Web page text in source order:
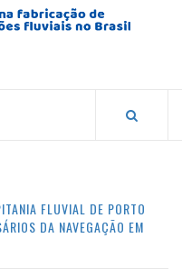
MUNDO.
FLUVIAL DE PORTO
DA NAVEGAÇÃO EM